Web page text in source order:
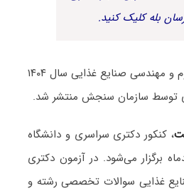
بله کلیک کنید.
سوالات آزمون دکتری علوم و مهندسی صنایع غذایی سال ۱۴۰۴
توسط سازمان سنجش منتشر شد.
، کنکور دکتری سراسری و دانشگاه
دوم اسفندماه برگزار می‌شود. در آزمون دکتری
غذایی سوالات تخصصی رشته و